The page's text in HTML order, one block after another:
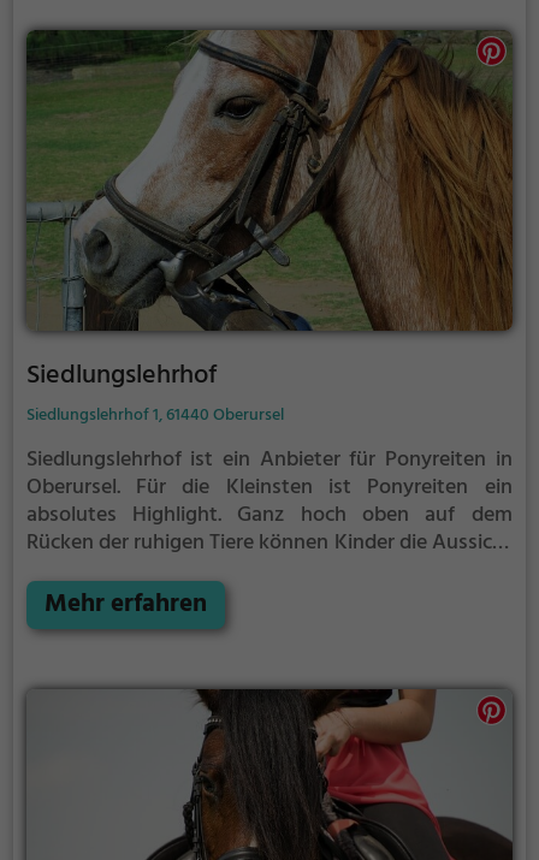
Siedlungslehrhof
Siedlungslehrhof 1, 61440 Oberursel
Siedlungslehrhof ist ein Anbieter für Ponyreiten in
Oberursel. Für die Kleinsten ist Ponyreiten ein
absolutes Highlight. Ganz hoch oben auf dem
Rücken der ruhigen Tiere können Kinder die Aussicht
Oberursel reiten.
Mehr erfahren